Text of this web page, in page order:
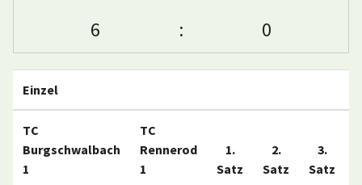
6 : 0
Einzel
TC
Burgschwalbach
1
TC
Rennerod
1
1.
Satz
2.
Satz
3.
Satz